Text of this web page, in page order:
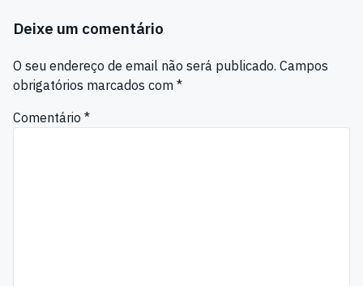
Deixe um comentário
O seu endereço de email não será publicado. Campos
obrigatórios marcados com *
Comentário *